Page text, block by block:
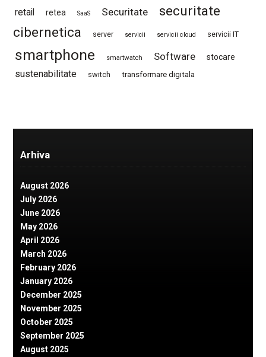
retail retea SaaS Securitate
securitate
cibernetica
server servicii servicii cloud servicii IT
smartphone smartwatch Software stocare
sustenabilitate switch transformare digitala
Arhiva
August 2026
July 2026
June 2026
May 2026
April 2026
March 2026
February 2026
January 2026
December 2025
November 2025
October 2025
September 2025
August 2025